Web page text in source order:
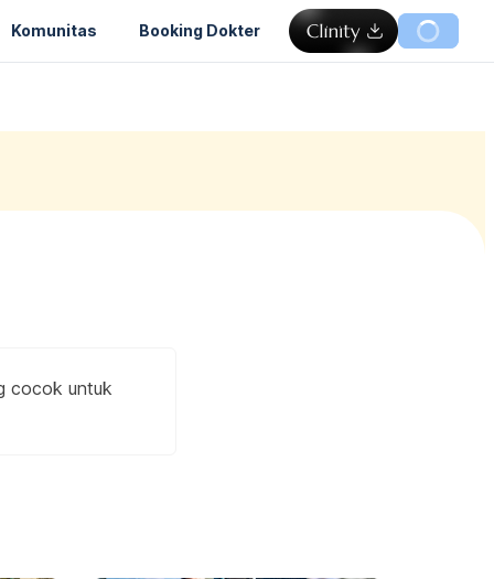
Komunitas Booking Dokter
cocok untuk